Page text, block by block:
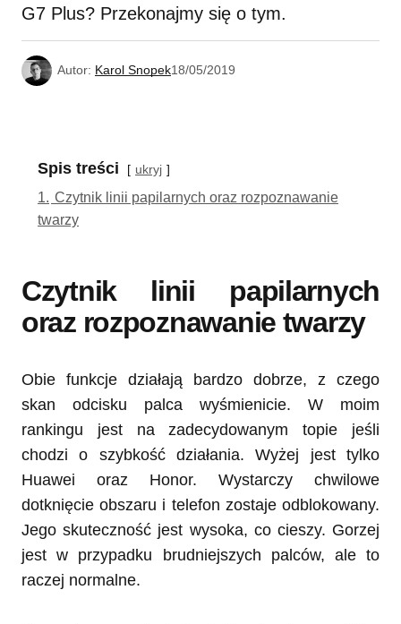
G7 Plus? Przekonajmy się o tym.
Autor: Karol Snopek18/05/2019
Spis treści ukryj
1. Czytnik linii papilarnych oraz rozpoznawanie
twarzy
Czytnik linii papilarnych
oraz rozpoznawanie twarzy
Obie funkcje działają bardzo dobrze, z czego
skan odcisku palca wyśmienicie. W moim
rankingu jest na zadecydowanym topie jeśli
chodzi o szybkość działania. Wyżej jest tylko
Huawei oraz Honor. Wystarczy chwilowe
dotknięcie obszaru i telefon zostaje odblokowany.
Jego skuteczność jest wysoka, co cieszy. Gorzej
jest w przypadku brudniejszych palców, ale to
raczej normalne.